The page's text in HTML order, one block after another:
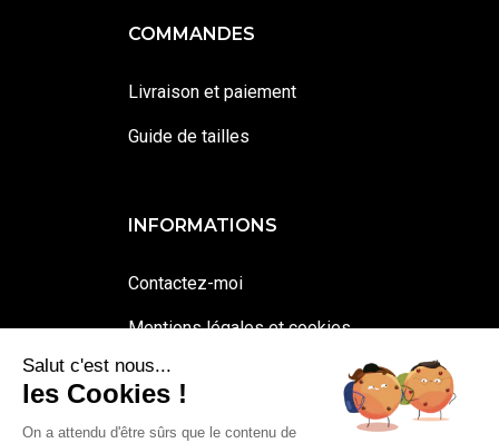
COMMANDES
Livraison et paiement
Guide de tailles
INFORMATIONS
Contactez-moi
Mentions légales et cookies
Conditions générales de vente
Salut c'est nous...
les Cookies !
On a attendu d'être sûrs que le contenu de